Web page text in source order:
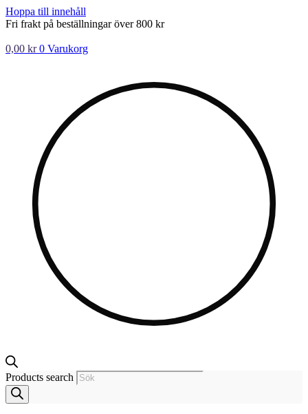
Hoppa till innehåll
Fri frakt på beställningar över 800 kr
0,00 kr 0 Varukorg
Products search